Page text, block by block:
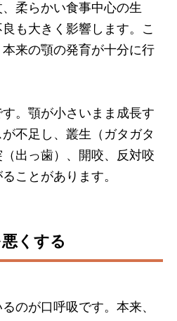
柔らかい食事中心の生
も大きく影響します。こ
来の顎の発育が十分に行
。顎が小さいまま成長す
不足し、叢生（ガタガタ
出っ歯）、開咬、反対咬
ことがあります。
くする
のが口呼吸です。本来、